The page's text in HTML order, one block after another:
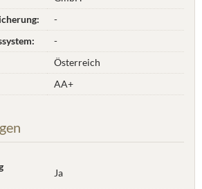
-
-
Österreich
AA+
Ja